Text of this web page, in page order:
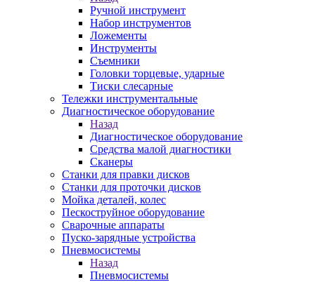
Ручной инструмент
Набор инструментов
Ложементы
Инструменты
Съемники
Головки торцевые, ударные
Тиски слесарные
Тележки инструментальные
Диагностическое оборудование
Назад
Диагностическое оборудование
Средства малой диагностики
Сканеры
Станки для правки дисков
Станки для проточки дисков
Мойка деталей, колес
Пескоструйное оборудование
Сварочные аппараты
Пуско-зарядные устройства
Пневмосистемы
Назад
Пневмосистемы